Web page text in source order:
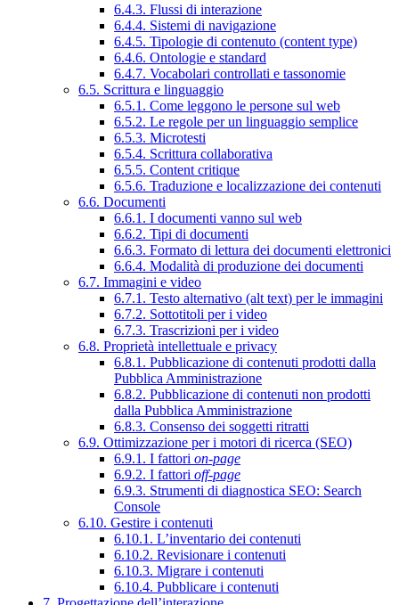
6.4.3. Flussi di interazione
6.4.4. Sistemi di navigazione
6.4.5. Tipologie di contenuto (content type)
6.4.6. Ontologie e standard
6.4.7. Vocabolari controllati e tassonomie
6.5. Scrittura e linguaggio
6.5.1. Come leggono le persone sul web
6.5.2. Le regole per un linguaggio semplice
6.5.3. Microtesti
6.5.4. Scrittura collaborativa
6.5.5. Content critique
6.5.6. Traduzione e localizzazione dei contenuti
6.6. Documenti
6.6.1. I documenti vanno sul web
6.6.2. Tipi di documenti
6.6.3. Formato di lettura dei documenti elettronici
6.6.4. Modalità di produzione dei documenti
6.7. Immagini e video
6.7.1. Testo alternativo (alt text) per le immagini
6.7.2. Sottotitoli per i video
6.7.3. Trascrizioni per i video
6.8. Proprietà intellettuale e privacy
6.8.1. Pubblicazione di contenuti prodotti dalla
Pubblica Amministrazione
6.8.2. Pubblicazione di contenuti non prodotti
dalla Pubblica Amministrazione
6.8.3. Consenso dei soggetti ritratti
6.9. Ottimizzazione per i motori di ricerca (SEO)
6.9.1. I fattori on-page
6.9.2. I fattori off-page
6.9.3. Strumenti di diagnostica SEO: Search
Console
6.10. Gestire i contenuti
6.10.1. L’inventario dei contenuti
6.10.2. Revisionare i contenuti
6.10.3. Migrare i contenuti
6.10.4. Pubblicare i contenuti